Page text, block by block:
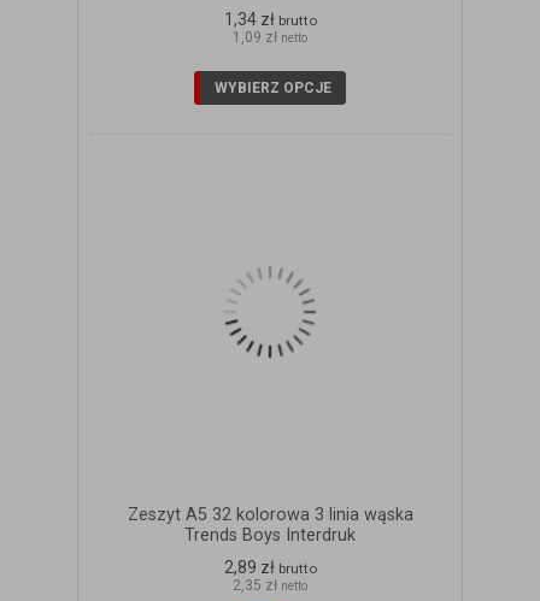
1,34 zł brutto
1,09 zł netto
WYBIERZ OPCJE
Zeszyt A5 32 kolorowa 3 linia wąska
Trends Boys Interdruk
2,89 zł brutto
2,35 zł netto